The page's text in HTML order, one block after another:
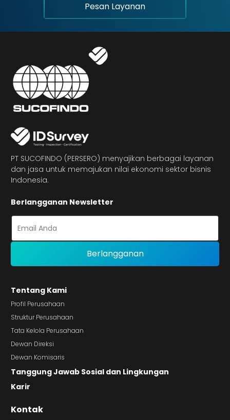
Pesan Layanan
PT SUCOFINDO (PERSERO) menyajikan berbagai layanan
dan jasa untuk memajukan nilai ekonomi sektor bisnis
Indonesia.
Berlangganan Newsletter
Tentang Kami
Profil Perusahaan
Struktur Perusahaan
Tata Kelola Perusahaan
Dewan Direksi
Dewan Komisaris
Tanggung Jawab Sosial dan Lingkungan
Karir
Kontak